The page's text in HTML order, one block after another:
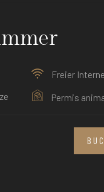
Freier
Permis